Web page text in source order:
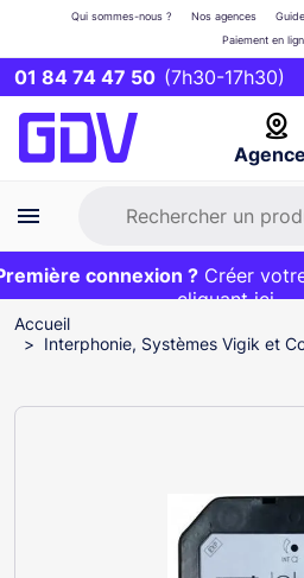
01 84 74 47 50 (7h30-17h30)
Qui sommes-nous ? Nos agences
Paiement en
Première commande ?20€
et livraison 24/48h gratuite
connexion ?Créer votre
cliquant ici
EXCLU WEB :
Accueil
Interphonie, Systèmes Vigik et